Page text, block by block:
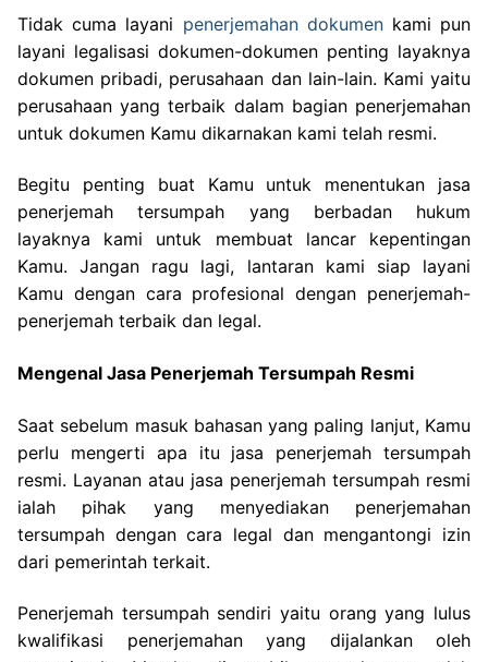
Tidak cuma layani penerjemahan dokumenkami pun
layani legalisasi dokumen-dokumen penting layaknya
dokumen pribadi, perusahaan dan lain-lain. Kami yaitu
perusahaan yang terbaik dalam bagian penerjemahan
untuk dokumen Kamu dikarnakan kami telah resmi.
Begitu penting buat Kamu untuk menentukan jasa
penerjemah tersumpah yang berbadan hukum
layaknya kami untuk membuat lancar kepentingan
Kamu. Jangan ragu lagi, lantaran kami siap layani
Kamu dengan cara profesional dengan penerjemah-
penerjemah terbaik dan legal.
Mengenal Jasa Penerjemah Tersumpah Resmi
Saat sebelum masuk bahasan yang paling lanjut, Kamu
perlu mengerti apa itu jasa penerjemah tersumpah
resmi. Layanan atau jasa penerjemah tersumpah resmi
ialah pihak yang menyediakan penerjemahan
tersumpah dengan cara legal dan mengantongi izin
dari pemerintah terkait.
Penerjemah tersumpah sendiri yaitu orang yang lulus
kwalifikasi penerjemahan yang dijalankan oleh